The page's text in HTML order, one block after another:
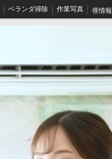
ベランダ掃除 作業写真 🉐情報